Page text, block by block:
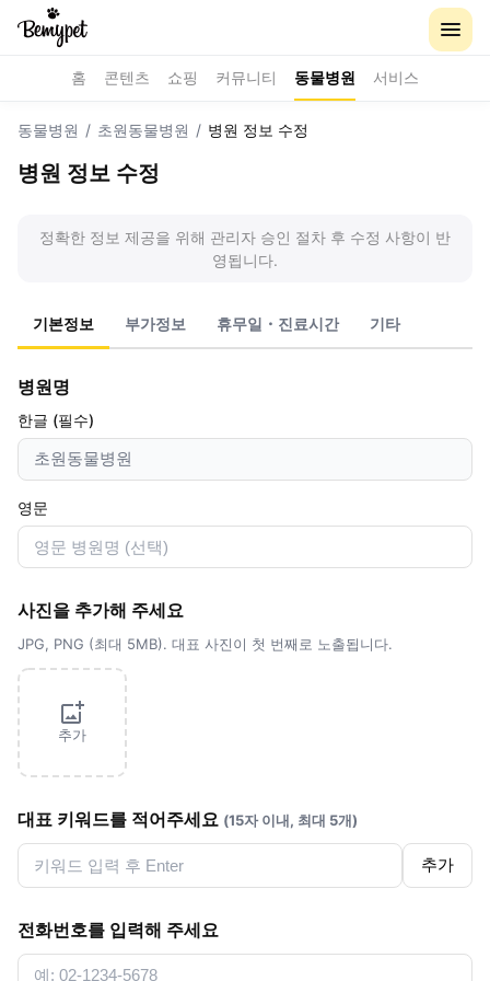
홈 콘텐츠 쇼핑 커뮤니티 동물병원 서비스
동물병원 / 초원동물병원 / 병원 정보 수정
병원 정보 수정
정확한 정보 제공을 위해 관리자 승인 절차 후 수정 사항이 반
영됩니다.
기본정보 부가정보 휴무일・진료시간 기타
병원명
한글 (필수)
영문
사진을 추가해 주세요
JPG, PNG (최대 5MB). 대표 사진이 첫 번째로 노출됩니다.
추가
대표 키워드를 적어주세요 (15자 이내, 최대 5개)
추가
전화번호를 입력해 주세요